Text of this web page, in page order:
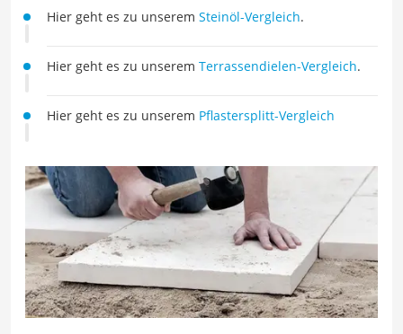
Hier geht es zu unserem Steinöl-Vergleich.
Hier geht es zu unserem Terrassendielen-Vergleich.
Hier geht es zu unserem Pflastersplitt-Vergleich